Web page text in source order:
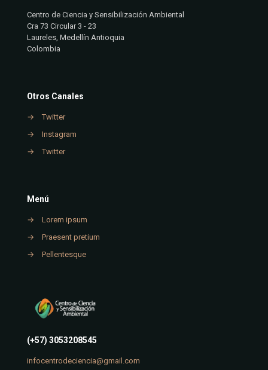
Centro de Ciencia y Sensibilización Ambiental
Cra 73 Circular 3 - 23
Laureles, Medellín Antioquia
Colombia
Otros Canales
→
Twitter
→
Instagram
→
Twitter
Menú
→
Lorem ipsum
→
Praesent pretium
→
Pellentesque
(+57) 3053208545
infocentrodeciencia@gmail.com